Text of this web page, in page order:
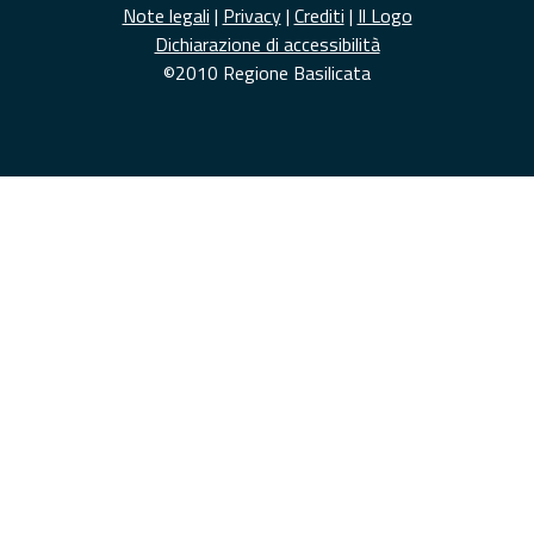
Note legali | Privacy| Crediti | Il Logo
Dichiarazione di accessibilità
©2010 Regione Basilicata